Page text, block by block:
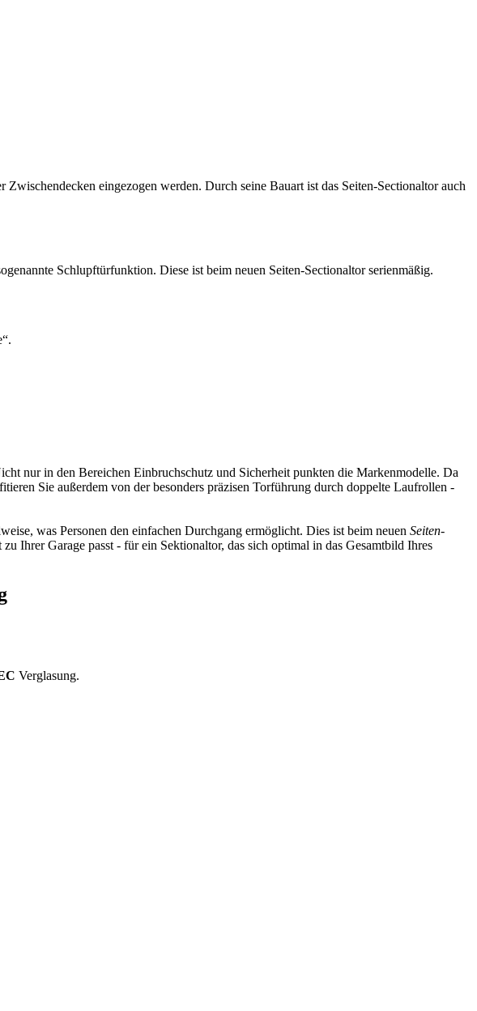
eingezogen werden. Durch seine Bauart ist das Seiten-Sectionaltor auch
Schlupftürfunktion. Diese ist beim neuen Seiten-Sectionaltor serienmäßig.
nur in den Bereichen Einbruchschutz und Sicherheit punkten die Markenmodelle. Da
Sie außerdem von der besonders präzisen Torführung durch doppelte Laufrollen -
was Personen den einfachen Durchgang ermöglicht. Dies ist beim neuen Seiten-
Ihrer Garage passt - für ein Sektionaltor, das sich optimal in das Gesamtbild Ihres
Verglasung.